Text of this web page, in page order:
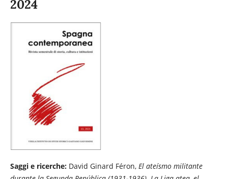
2024
Saggi e ricerche: David Ginard Féron, El ateísmo militante